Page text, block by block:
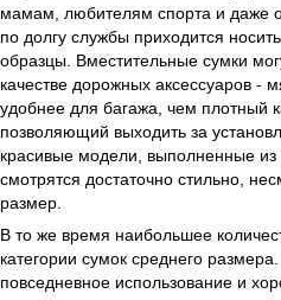
мамам, любителям спорта и даже
по долгу службы приходится
образцы. Вместительные сумки
качестве дорожных аксессуаров -
удобнее для багажа, чем плотный
позволяющий выходить за
красивые модели, выполненные из
смотрятся достаточно стильно,
размер.
В то же время наибольшее
категории сумок среднего
повседневное использование и